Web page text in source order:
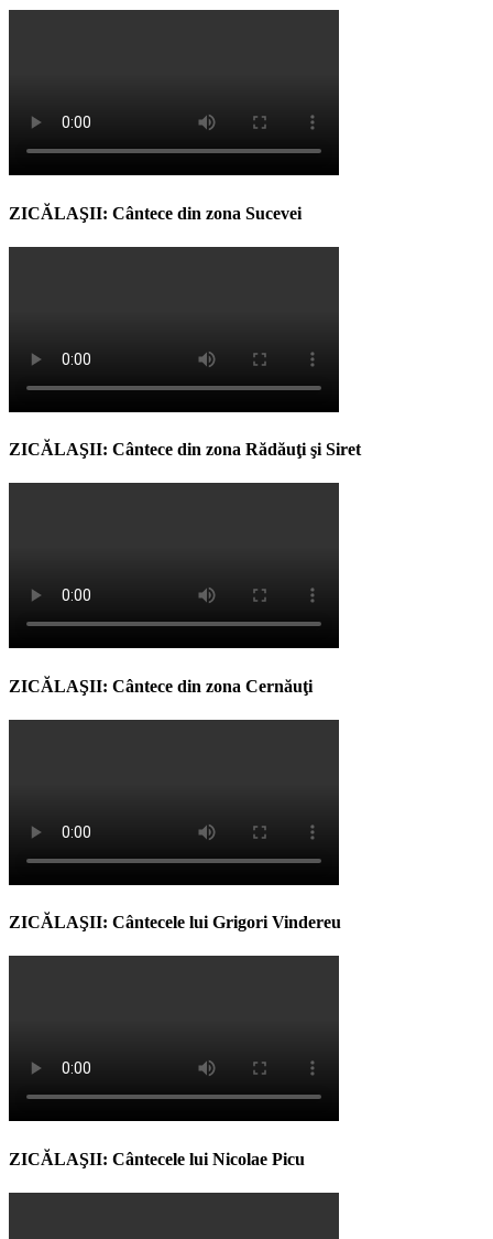
ZICĂLAŞII: Cântece din zona Sucevei
ZICĂLAŞII: Cântece din zona Rădăuţi şi Siret
ZICĂLAŞII: Cântece din zona Cernăuţi
ZICĂLAŞII: Cântecele lui Grigori Vindereu
ZICĂLAŞII: Cântecele lui Nicolae Picu